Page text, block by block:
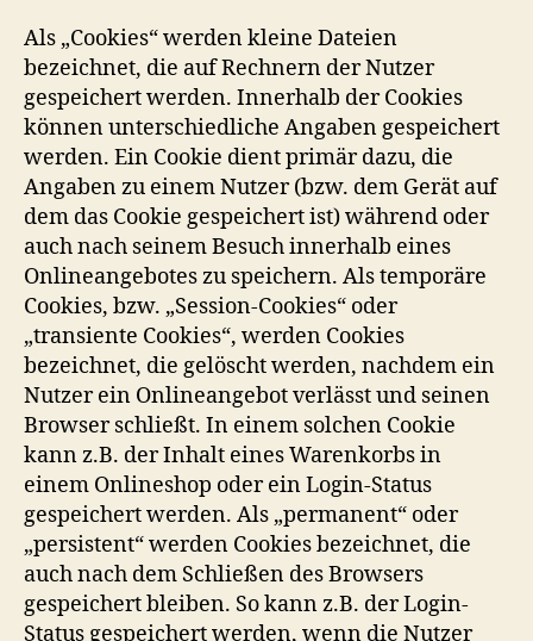
Als „Cookies“ werden kleine Dateien
bezeichnet, die auf Rechnern der Nutzer
gespeichert werden. Innerhalb der Cookies
können unterschiedliche Angaben gespeichert
werden. Ein Cookie dient primär dazu, die
Angaben zu einem Nutzer (bzw. dem Gerät auf
dem das Cookie gespeichert ist) während oder
auch nach seinem Besuch innerhalb eines
Onlineangebotes zu speichern. Als temporäre
Cookies, bzw. „Session-Cookies“ oder
„transiente Cookies“, werden Cookies
bezeichnet, die gelöscht werden, nachdem ein
Nutzer ein Onlineangebot verlässt und seinen
Browser schließt. In einem solchen Cookie
kann z.B. der Inhalt eines Warenkorbs in
einem Onlineshop oder ein Login-Status
gespeichert werden. Als „permanent“ oder
„persistent“ werden Cookies bezeichnet, die
auch nach dem Schließen des Browsers
gespeichert bleiben. So kann z.B. der Login-
Status gespeichert werden, wenn die Nutzer